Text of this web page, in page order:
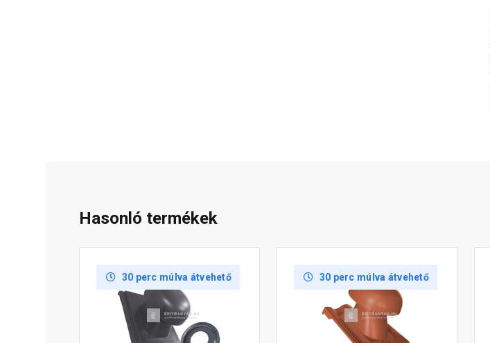
Hasonló termékek
30 perc múlva átvehető 30 perc múlva átvehető